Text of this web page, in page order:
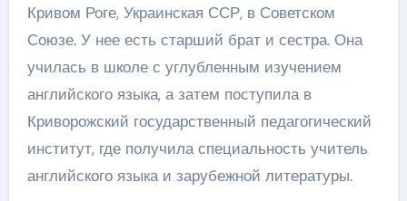
Кривом Роге, Украинская ССР, в Советском
Союзе. У нее есть старший брат и сестра. Она
училась в школе с углубленным изучением
английского языка, а затем поступила в
Криворожский государственный педагогический
институт, где получила специальность учитель
английского языка и зарубежной литературы.